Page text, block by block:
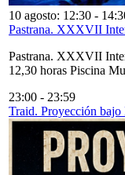
10 agosto: 12:30 -
Pastrana. XXXVII
Pastrana. XXXVII
12,30 horas Piscina
23:00 - 23:59
Traid. Proyección bajo